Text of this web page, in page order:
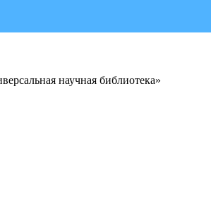
научная библиотека»